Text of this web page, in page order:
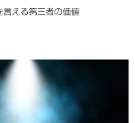
言える第三者の価値